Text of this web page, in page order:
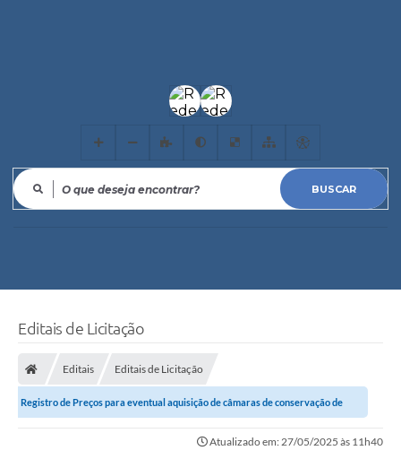
O que deseja encontrar?
Editais de Licitação
Editais Editais de Licitação
Registro de Preços para eventual aquisição de câmaras de conservação de
Atualizado em: 27/05/2025 às 11h40